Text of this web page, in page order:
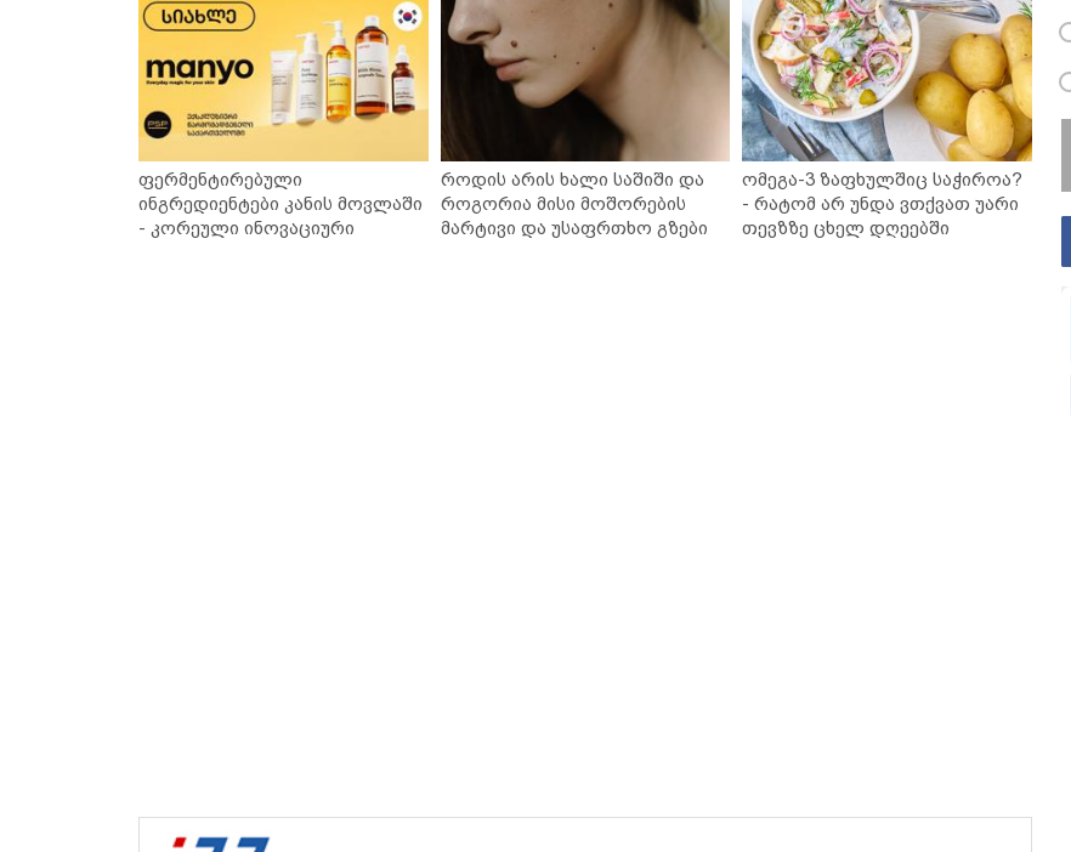
ფერმენტირებული
ინგრედიენტები კანის მოვლაში
- კორეული ინოვაციური
როდის არის ხალი საშიში და
როგორია მისი მოშორების
მარტივი და უსაფრთხო გზები
ომეგა-3 ზაფხულშიც საჭიროა?
- რატომ არ უნდა ვთქვათ უარი
თევზზე ცხელ დღეებში